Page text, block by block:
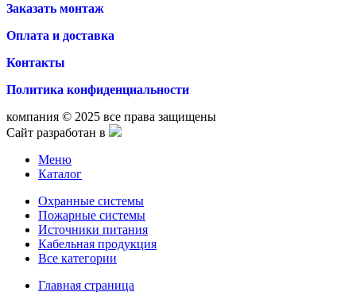
Заказать монтаж
Оплата и доставка
Контакты
Политика конфиденциальности
компания © 2025 все права защищены
Сайт разработан в
Меню
Каталог
Охранные системы
Пожарные системы
Источники питания
Кабельная продукция
Все категории
Главная страница